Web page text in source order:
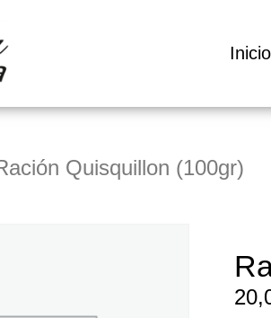
Inicio
Quisquillon (100gr)